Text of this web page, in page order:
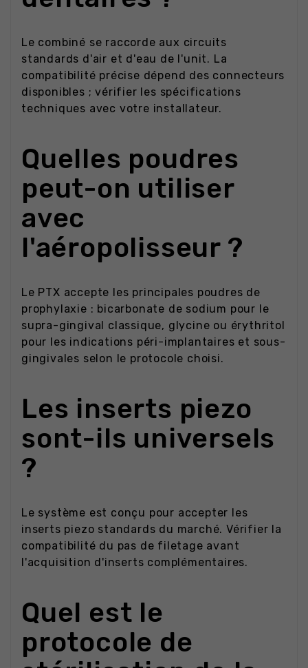
Le combiné se raccorde aux circuits
standards d'air et d'eau de l'unit. La
compatibilité précise dépend des connecteurs
disponibles ; vérifier les spécifications
techniques avec votre installateur.
Quelles poudres
peut-on utiliser
avec
l'aéropolisseur ?
Le PTX accepte les principales poudres de
prophylaxie : bicarbonate de sodium pour le
supra-gingival classique, glycine ou érythritol
pour les indications péri-implantaires et sous-
gingivales selon le protocole choisi.
Les inserts piezo
sont-ils universels
?
Le système est conçu pour accepter les
inserts piezo standards du marché. Vérifier la
compatibilité du pas de filetage avant
l'acquisition d'inserts complémentaires.
Quel est le
protocole de